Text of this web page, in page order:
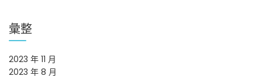
彙整
2023 年 11 月
2023 年 8 月